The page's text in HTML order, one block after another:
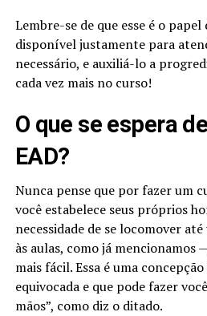
Lembre-se de que esse é o
disponível justamente para
necessário, e auxiliá-lo a
cada vez mais no curso!
O que se espera
EAD?
Nunca pense que por fazer um
você estabelece seus próprios
necessidade de se locomover
às aulas, como já mencionamos
mais fácil. Essa é uma
equivocada e que pode fazer
mãos”, como diz o ditado.